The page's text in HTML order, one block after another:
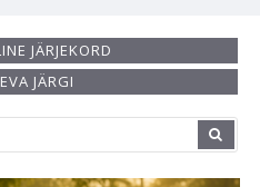
JÄRJEKORD
JÄRGI